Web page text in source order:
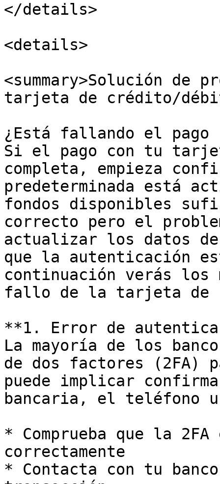
</details>
<details>
<summary>Solución de
tarjeta de crédito/
¿Está fallando el
Si el pago con tu
completa, empieza
predeterminada está
fondos disponibles
correcto pero el
actualizar los datos
que la autenticación
continuación verás los
fallo de la tarjeta de
**1. Error de
La mayoría de los
de dos factores (2FA)
puede implicar
bancaria, el teléfono
* Comprueba que la
correctamente
* Contacta con tu